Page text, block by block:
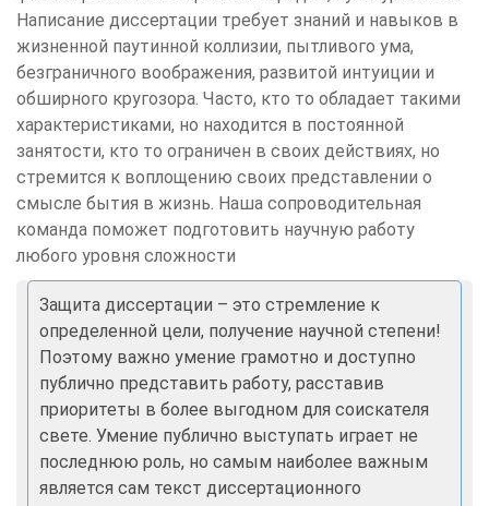
Написание диссертации требует знаний и навыков в
жизненной паутинной коллизии, пытливого ума,
безграничного воображения, развитой интуиции и
обширного кругозора. Часто, кто то обладает такими
характеристиками, но находится в постоянной
занятости, кто то ограничен в своих действиях, но
стремится к воплощению своих представлении о
смысле бытия в жизнь. Наша сопроводительная
команда поможет подготовить научную работу
любого уровня сложности
Защита диссертации – это стремление к
определенной цели, получение научной степени!
Поэтому важно умение грамотно и доступно
публично представить работу, расставив
приоритеты в более выгодном для соискателя
свете. Умение публично выступать играет не
последнюю роль, но самым наиболее важным
является сам текст диссертационного